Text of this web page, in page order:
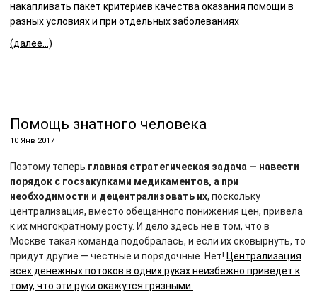
накапливать пакет критериев качества оказания помощи в
разных условиях и при отдельных заболеваниях
(далее…)
Помощь знатного человека
10 Янв 2017
Поэтому теперь главная стратегическая задача — навести
порядок с госзакупками медикаментов, а при
необходимости и децентрализовать их, поскольку
централизация, вместо обещанного понижения цен, привела
к их многократному росту. И дело здесь не в том, что в
Москве такая команда подобралась, и если их сковырнуть, то
придут другие — честные и порядочные. Нет! Централизация
всех денежных потоков в одних руках неизбежно приведет к
тому, что эти руки окажутся грязными.